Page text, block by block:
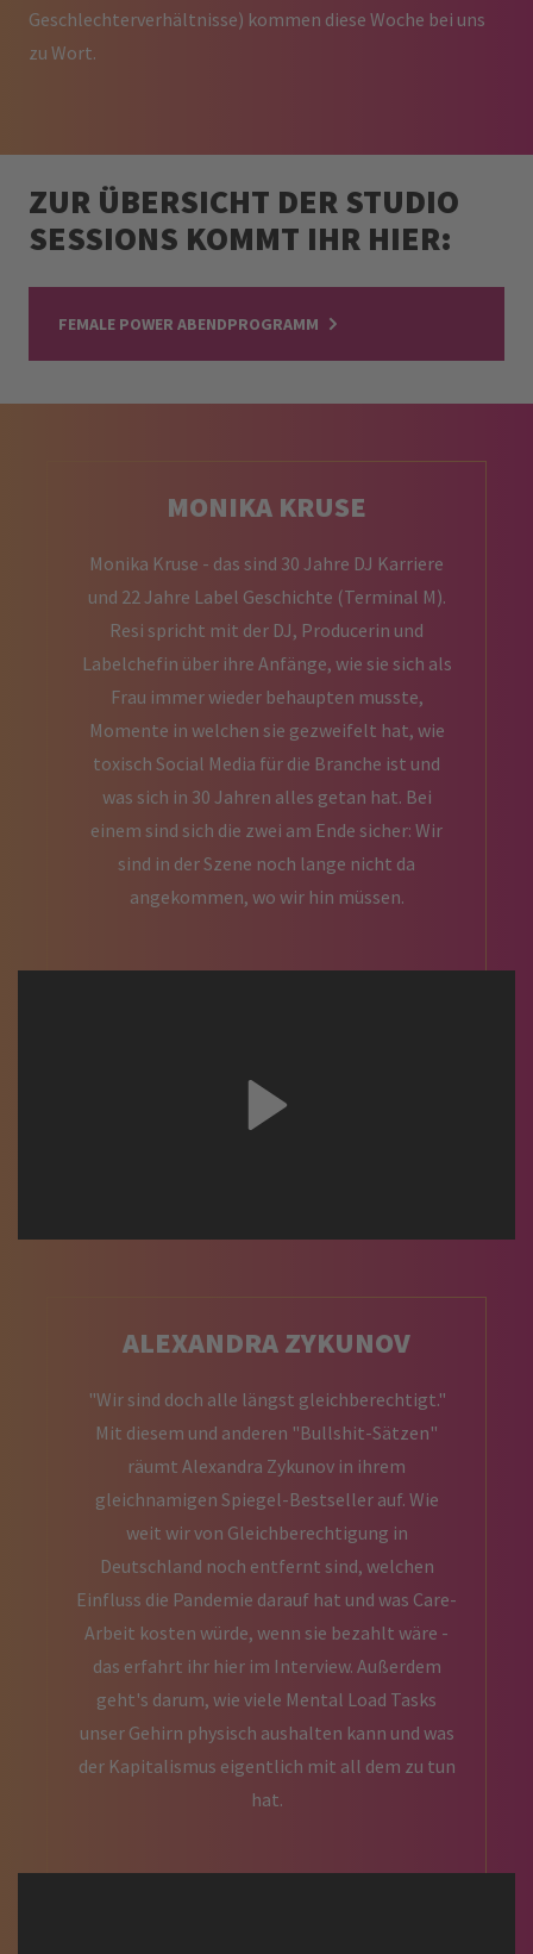
Geschlechterverhältnisse) kommen diese Woche bei uns
zu Wort.
ZUR ÜBERSICHT DER STUDIO
SESSIONS KOMMT IHR HIER:
FEMALE POWER ABENDPROGRAMM
MONIKA KRUSE
Monika Kruse - das sind 30 Jahre DJ Karriere
und 22 Jahre Label Geschichte (Terminal M).
Resi spricht mit der DJ, Producerin und
Labelchefin über ihre Anfänge, wie sie sich als
Frau immer wieder behaupten musste,
Momente in welchen sie gezweifelt hat, wie
toxisch Social Media für die Branche ist und
was sich in 30 Jahren alles getan hat. Bei
einem sind sich die zwei am Ende sicher: Wir
sind in der Szene noch lange nicht da
angekommen, wo wir hin müssen.
ALEXANDRA ZYKUNOV
"Wir sind doch alle längst gleichberechtigt."
Mit diesem und anderen "Bullshit-Sätzen"
räumt Alexandra Zykunov in ihrem
gleichnamigen Spiegel-Bestseller auf. W ie
weit wir von Gleichberechtigung in
Deutschland noch entfernt sind, welchen
Einfluss die Pandemie darauf hat und was Care-
Arbeit kosten würde, wenn sie bezahlt wäre -
das erfahrt ihr hier im Interview. Außerdem
geht's darum, wie viele Mental Load Tasks
unser Gehirn physisch aushalten kann und was
der Kapitalismus eigentlich mit all dem zu tun
hat.